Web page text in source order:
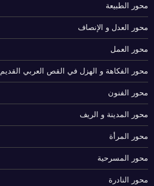
محور الطبيعة
محور العدل و الإنصاف
محور العمل
محور الفكاهة و الهزل في القص العربي القديم
محور الفنون
محور المدينة و الريف
محور المرأة
محور المسرحية
محور النادرة